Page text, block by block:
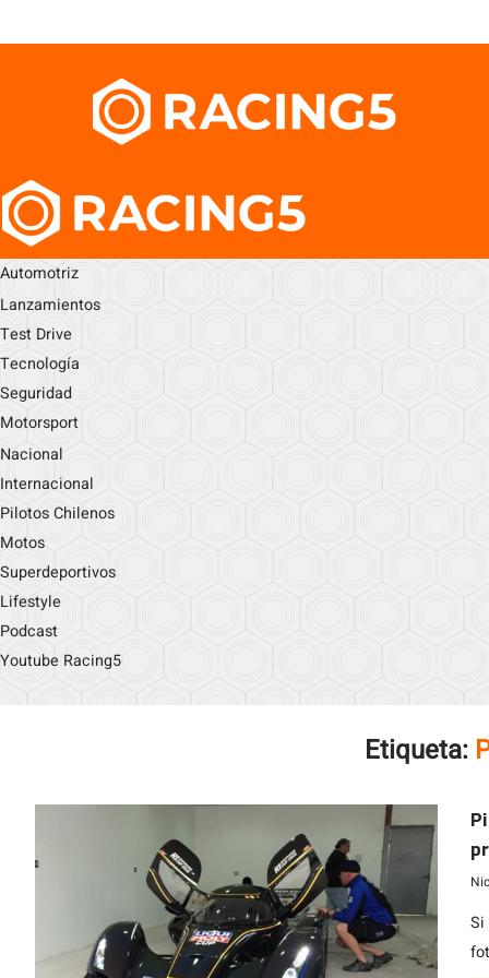
Automotriz
Lanzamientos
Test Drive
Tecnología
Seguridad
Motorsport
Nacional
Internacional
Pilotos Chilenos
Motos
Superdeportivos
Lifestyle
Podcast
Youtube Racing5
Etiqueta:
Si